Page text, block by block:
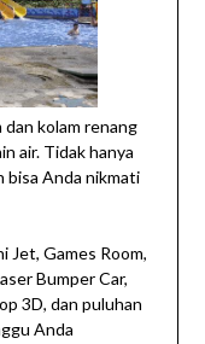
kolam renang
air. Tidak hanya
bisa Anda nikmati
Jet, Games Room,
Bumper Car,
3D, dan puluhan
Anda